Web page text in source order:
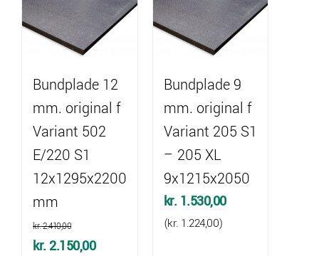
Bundplade 12
mm. original f
Variant 502
E/220 S1
12x1295x2200
mm
kr.2.410,00
Den
kr.2.150,00Den
Bundplade 9
mm. original f
Variant 205 S1
– 205 XL
9x1215x2050
kr. 1.530,00
(kr. 1.224,00)